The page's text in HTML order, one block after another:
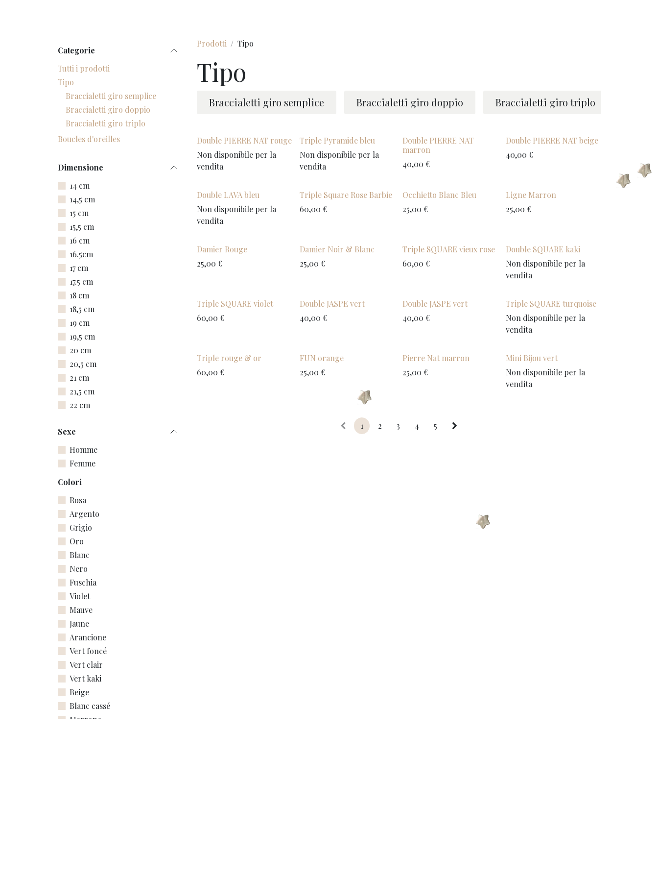
Categorie
Tutti i prodotti
Tipo
Braccialetti giro semplice
Braccialetti giro doppio
Braccialetti giro triplo
Boucles d'oreilles
Dimensione
14 cm
14,5 cm
15 cm
15,5 cm
16 cm
16.5cm
17 cm
17.5 cm
18 cm
18,5 cm
19 cm
19,5 cm
20 cm
20,5 cm
21 cm
21,5 cm
22 cm
Sexe
Homme
Femme
Colori
Rosa
Argento
Grigio
Oro
Blanc
Nero
Fuschia
Violet
Mauve
Jaune
Arancione
Vert foncé
Vert clair
Vert kaki
Beige
Blanc cassé
Marrone
Prodotti Tipo
Tipo
Braccialetti giro semplice Braccialetti giro doppio Braccialetti giro triplo
Double PIERRE NAT rouge
Non disponibile per la
vendita
Triple Pyramide bleu
Non disponibile per la
vendita
Double PIERRE NAT
marron
40,00 €
Double PIERRE NAT beige
40,00 €
Double LAVA bleu
Non disponibile per la
vendita
Triple Square Rose Barbie
60,00 €
Occhietto Blanc Bleu
25,00 €
Ligne Marron
25,00 €
Damier Rouge
25,00 €
Damier Noir & Blanc
25,00 €
Triple SQUARE vieux rose
60,00 €
Double SQUARE kaki
Non disponibile per la
vendita
Triple SQUARE violet
60,00 €
Double JASPE vert
40,00 €
Double JASPE vert
40,00 €
Triple SQUARE turquoise
Non disponibile per la
vendita
Triple rouge & or
60,00 €
FUN orange
25,00 €
Pierre Nat marron
25,00 €
Mini Bijou vert
Non disponibile per la
vendita
1 2 3 4 5